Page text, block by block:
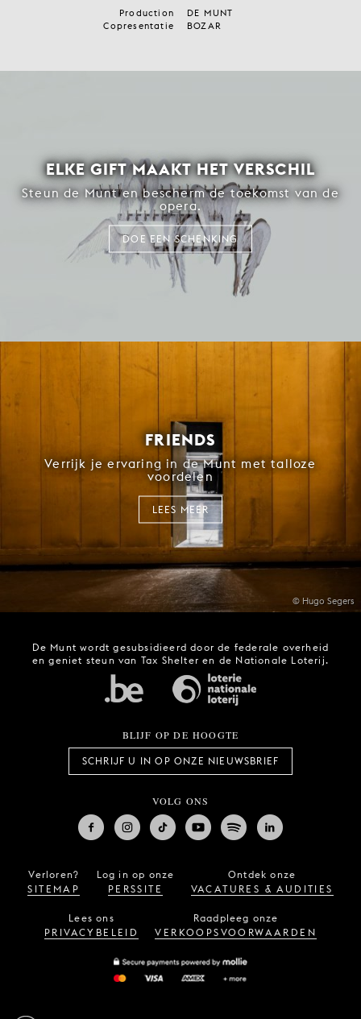
Production
DE MUNT
Copresentatie
BOZAR
ELKE GIFT MAAKT HET VERSCHIL
Steun de Munt en bescherm de toekomst van de
opera.
DOE EEN SCHENKING
© Hugo Segers
FRIENDS
Verrijk je ervaring in de Munt met talloze
voordelen
LEES MEER
De Munt wordt gesubsidieerd door de federale overheid
en geniet steun van Tax Shelter en de Nationale Loterij.
BLIJF OP DE HOOGTE
SCHRIJF U IN OP ONZE NIEUWSBRIEF
VOLG ONS
Verloren?
SITEMAP
Log in op onze
PERSSITE
Ontdek onze
VACATURES & AUDITIES
Lees ons
PRIVACYBELEID
Raadpleeg onze
VERKOOPSVOORWAARDEN